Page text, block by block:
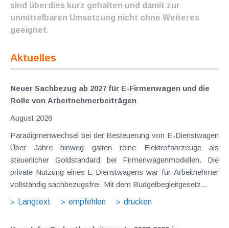
sind überdies kurz gehalten und damit zur
unmittelbaren Umsetzung nicht ohne Weiteres
geeignet.
Aktuelles
Neuer Sachbezug ab 2027 für E-Firmenwagen und die
Rolle von Arbeitnehmer​­beiträgen
August 2026
Paradigmenwechsel bei der Besteuerung von E-Dienstwagen
Über Jahre hinweg galten reine Elektrofahrzeuge als
steuerlicher Goldstandard bei Firmenwagenmodellen. Die
private Nutzung eines E-Dienstwagens war für Arbeitnehmer
vollständig sachbezugsfrei. Mit dem Budgetbegleitgesetz...
Langtext
empfehlen drucken